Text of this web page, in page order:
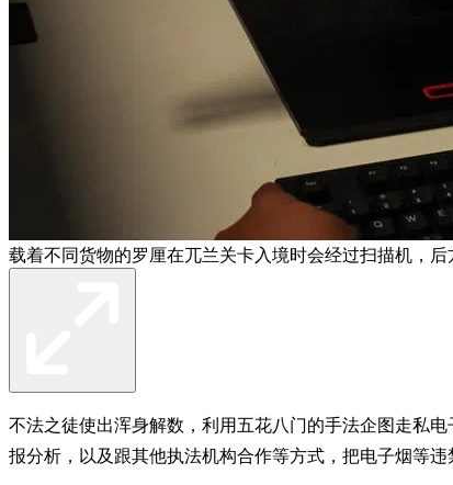
载着不同货物的罗厘在兀兰关卡入境时会经过扫描机，
不法之徒使出浑身解数，利用五花八门的手法企图走私
报分析，以及跟其他执法机构合作等方式，把电子烟等违